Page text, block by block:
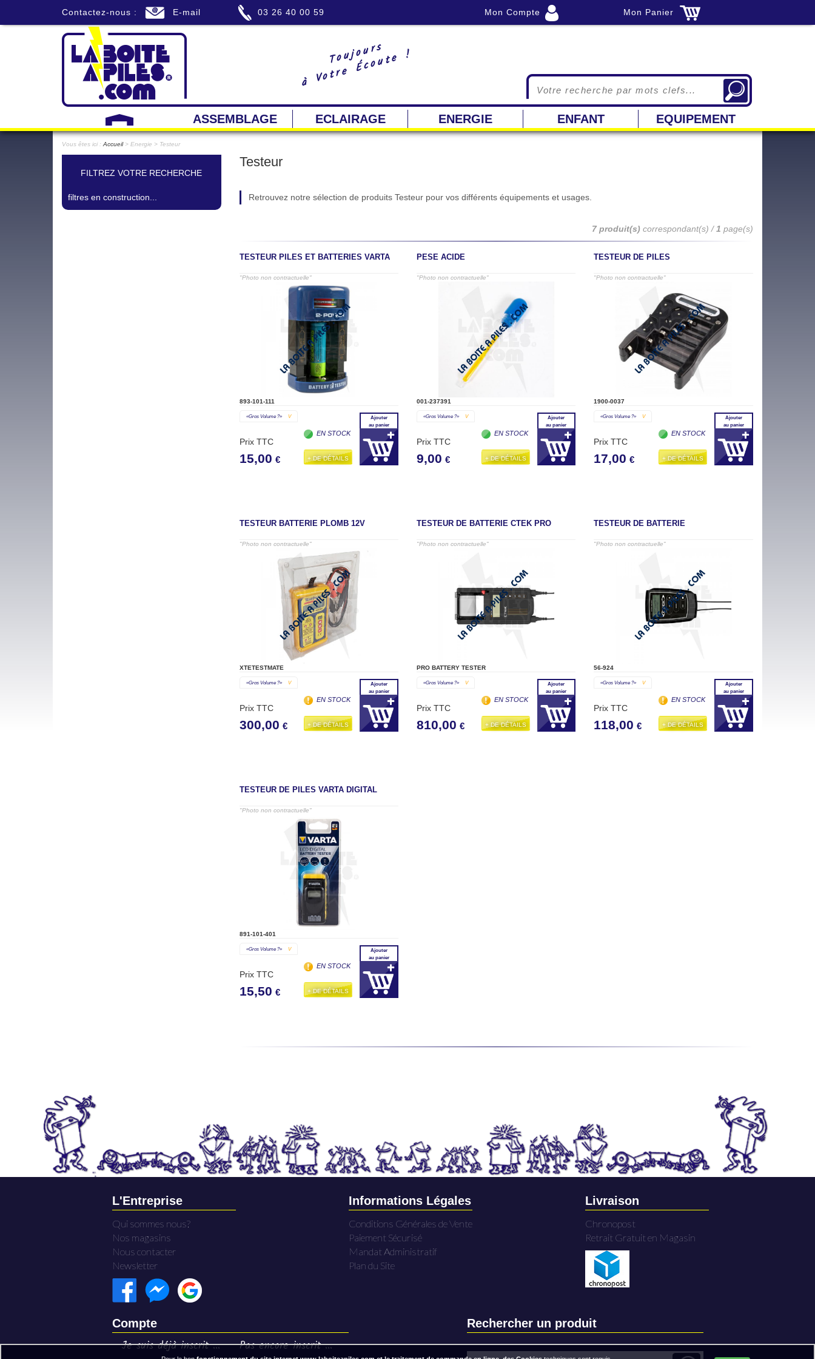
Contactez-nous : E-mail 03 26 40 00 59 Mon Compte Mon Panier
Toujours
à Votre Écoute !
ASSEMBLAGE ECLAIRAGE ENERGIE ENFANT EQUIPEMENT
Vous êtes ici : Accueil> Energie > Testeur
FILTREZ VOTRE RECHERCHE
filtres en construction...
Testeur
Retrouvez notre sélection de produits Testeur pour vos différents équipements et usages.
7 produit(s) correspondant(s) /1 page(s)
TESTEUR PILES ET BATTERIES VARTA
"Photo non contractuelle"
893-101-111
«gros Volume ?» V
Prix TTC
15,00 €
EN STOCK
+ DE DÉTAILS
Ajouter
au panier
PESE ACIDE
"Photo non contractuelle"
001-237391
«gros Volume ?» V
Prix TTC
9,00 €
EN STOCK
+ DE DÉTAILS
Ajouter
au panier
TESTEUR DE PILES
"Photo non contractuelle"
1900-0037
«gros Volume ?» V
Prix TTC
17,00 €
EN STOCK
+ DE DÉTAILS
Ajouter
au panier
TESTEUR BATTERIE PLOMB 12V
"Photo non contractuelle"
XTETESTMATE
«gros Volume ?» V
Prix TTC
300,00 €
EN STOCK
+ DE DÉTAILS
Ajouter
au panier
TESTEUR DE BATTERIE CTEK PRO
"Photo non contractuelle"
PRO BATTERY TESTER
«gros Volume ?» V
Prix TTC
810,00 €
EN STOCK
+ DE DÉTAILS
Ajouter
au panier
TESTEUR DE BATTERIE
"Photo non contractuelle"
56-924
«gros Volume ?» V
Prix TTC
118,00 €
EN STOCK
+ DE DÉTAILS
Ajouter
au panier
TESTEUR DE PILES VARTA DIGITAL
"Photo non contractuelle"
891-101-401
«gros Volume ?» V
Prix TTC
15,50 €
EN STOCK
+ DE DÉTAILS
Ajouter
au panier
L'Entreprise
Qui sommes nous?
Nos magasins
Nous contacter
Newsletter
Informations Légales
Conditions Générales de Vente
Paiement Sécurisé
Mandat Administratif
Plan du Site
Livraison
Chronopost
Retrait Gratuit en Magasin
Compte
Je suis déjà inscrit ... Pas encore inscrit ...
Rechercher un produit